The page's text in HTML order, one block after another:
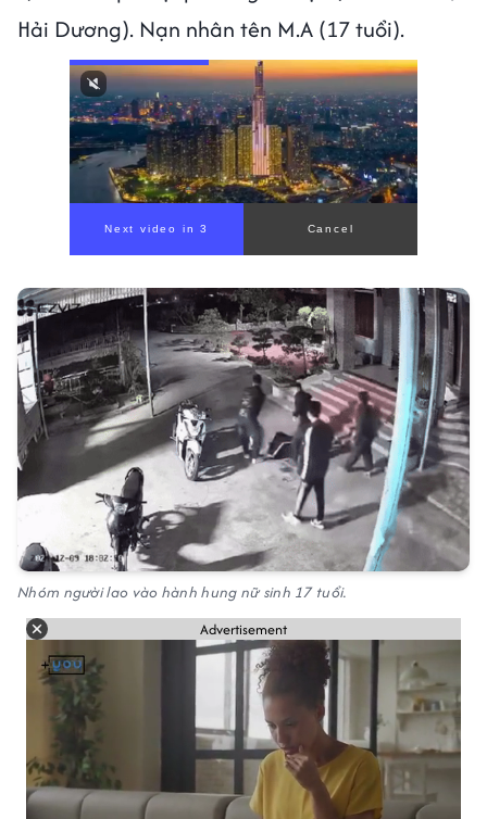
Hải Dương). Nạn nhân tên M.A (17 tuổi).
Next video in 1 Cancel
Nhóm người lao vào hành hung nữ sinh 17 tuổi.
Advertisement